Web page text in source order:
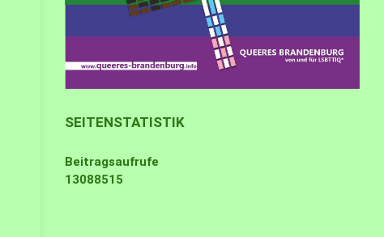
SEITENSTATISTIK
Beitragsaufrufe
13088515